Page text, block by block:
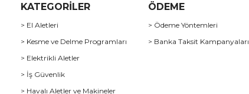
KATEGORİLER
> El Aletleri
> Kesme ve Delme Programları
> Elektrikli Aletler
> İş Güvenlik
> Havalı Aletler ve Makineler
ÖDEME
> Ödeme Yöntemleri
> Banka Taksit Kampanyaları